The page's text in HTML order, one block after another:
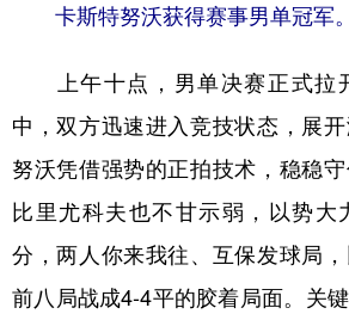
四川 贵州 云南
陕西 甘肃 青海
新疆 内蒙古 黑龙
多语种频道
卡斯特努沃获得赛事男单冠军。
上午十点，男单决赛正式拉
中，双方迅速进入竞技状态，展
努沃凭借强势的正拍技术，稳稳
比里尤科夫也不甘示弱，以势大
分，两人你来我往、互保发球局
前八局战成4-4平的胶着局面。关